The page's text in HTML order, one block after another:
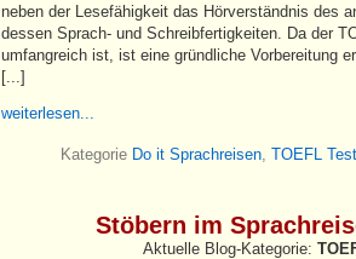
neben der Lesefähigkeit das Hörverständnis des
dessen Sprach- und Schreibfertigkeiten. Da der
umfangreich ist, ist eine gründliche Vorbereitung
[...]
weiterlesen...
Kategorie Do it Sprachreisen, TOEFL Test
Stöbern im
Aktuelle Blog-Kategorie: